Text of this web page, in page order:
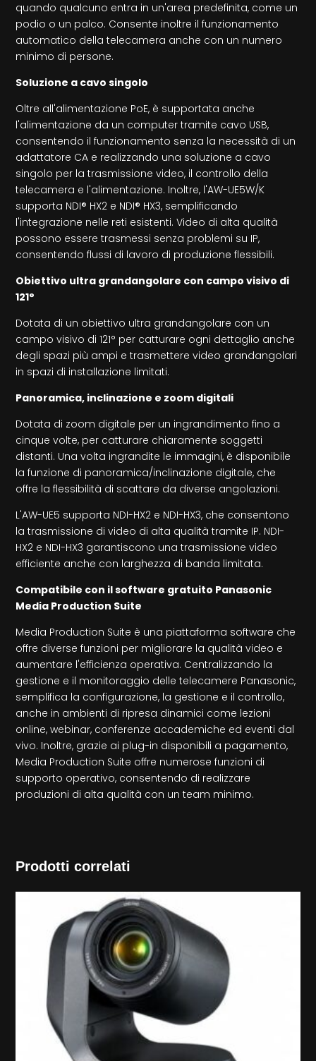
quando qualcuno entra in un'area predefinita, come un
podio o un palco. Consente inoltre il funzionamento
automatico della telecamera anche con un numero
minimo di persone.
Soluzione a cavo singolo
Oltre all'alimentazione PoE, è supportata anche
l'alimentazione da un computer tramite cavo USB,
consentendo il funzionamento senza la necessità di un
adattatore CA e realizzando una soluzione a cavo
singolo per la trasmissione video, il controllo della
telecamera e l'alimentazione. Inoltre, l'AW-UE5W/K
supporta NDI® HX2 e NDI® HX3, semplificando
l'integrazione nelle reti esistenti. Video di alta qualità
possono essere trasmessi senza problemi su IP,
consentendo flussi di lavoro di produzione flessibili.
Obiettivo ultra grandangolare con campo visivo di
121°
Dotata di un obiettivo ultra grandangolare con un
campo visivo di 121° per catturare ogni dettaglio anche
degli spazi più ampi e trasmettere video grandangolari
in spazi di installazione limitati.
Panoramica, inclinazione e zoom digitali
Dotata di zoom digitale per un ingrandimento fino a
cinque volte, per catturare chiaramente soggetti
distanti. Una volta ingrandite le immagini, è disponibile
la funzione di panoramica/inclinazione digitale, che
offre la flessibilità di scattare da diverse angolazioni.
L'AW-UE5 supporta NDI-HX2 e NDI-HX3, che consentono
la trasmissione di video di alta qualità tramite IP. NDI-
HX2 e NDI-HX3 garantiscono una trasmissione video
efficiente anche con larghezza di banda limitata.
Compatibile con il software gratuito Panasonic
Media Production Suite
Media Production Suite è una piattaforma software che
offre diverse funzioni per migliorare la qualità video e
aumentare l'efficienza operativa. Centralizzando la
gestione e il monitoraggio delle telecamere Panasonic,
semplifica la configurazione, la gestione e il controllo,
anche in ambienti di ripresa dinamici come lezioni
online, webinar, conferenze accademiche ed eventi dal
vivo. Inoltre, grazie ai plug-in disponibili a pagamento,
Media Production Suite offre numerose funzioni di
supporto operativo, consentendo di realizzare
produzioni di alta qualità con un team minimo.
Prodotti correlati